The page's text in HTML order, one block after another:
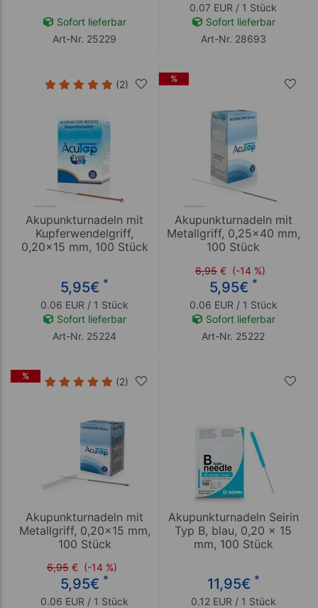
Sofort lieferbar
Art-Nr. 25229
0.07 EUR / 1 Stück
Sofort lieferbar
Art-Nr. 28693
(2)
Akupunkturnadeln mit
Kupferwendelgriff,
0,20x15 mm, 100 Stück
5,95€ *
0.06 EUR / 1 Stück
Sofort lieferbar
Art-Nr. 25224
%
Akupunkturnadeln mit
Metallgriff, 0,25x40 mm,
100 Stück
6,95 € (-14 %)
5,95€ *
0.06 EUR / 1 Stück
Sofort lieferbar
Art-Nr. 25222
% (2)
Akupunkturnadeln mit
Metallgriff, 0,20x15 mm,
100 Stück
6,95 € (-14 %)
5,95€ *
0.06 EUR / 1 Stück
Akupunkturnadeln Seirin
Typ B, blau, 0,20 x 15
mm, 100 Stück
11,95€ *
0.12 EUR / 1 Stück